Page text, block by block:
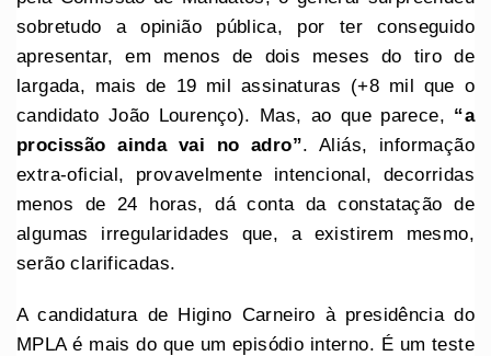
sobretudo a opinião pública, por ter conseguido
apresentar, em menos de dois meses do tiro de
largada, mais de 19 mil assinaturas (+8 mil que o
candidato João Lourenço). Mas, ao que parece, “a
procissão ainda vai no adro”. Aliás, informação
extra-oficial, provavelmente intencional, decorridas
menos de 24 horas, dá conta da constatação de
algumas irregularidades que, a existirem mesmo,
serão clarificadas.
A candidatura de Higino Carneiro à presidência do
MPLA é mais do que um episódio interno. É um teste